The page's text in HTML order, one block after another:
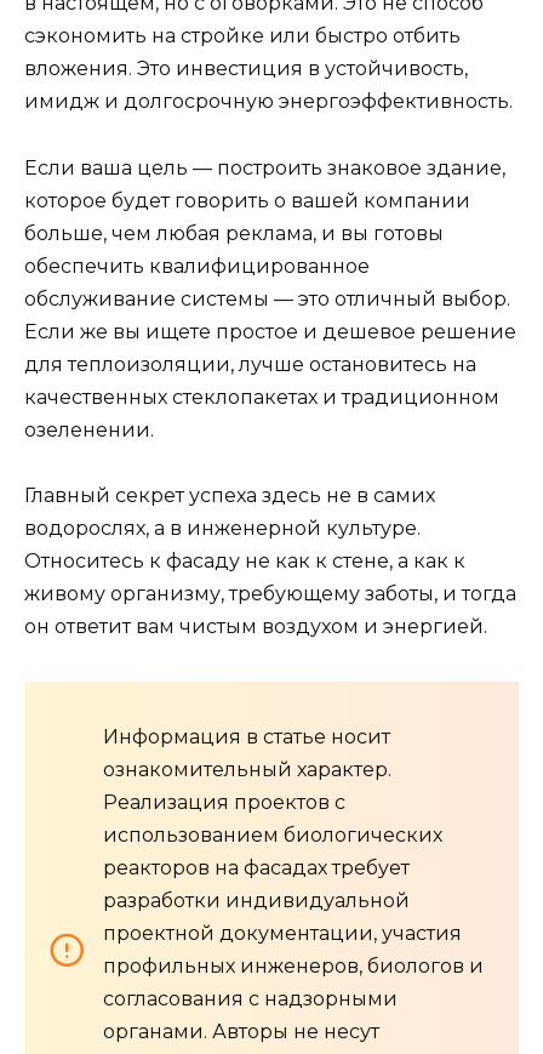
сэкономить на стройке или быстро отбить
вложения. Это инвестиция в устойчивость,
имидж и долгосрочную энергоэффективность.
Если ваша цель — построить знаковое здание,
которое будет говорить о вашей компании
больше, чем любая реклама, и вы готовы
обеспечить квалифицированное
обслуживание системы — это отличный выбор.
Если же вы ищете простое и дешевое решение
для теплоизоляции, лучше остановитесь на
качественных стеклопакетах и традиционном
озеленении.
Главный секрет успеха здесь не в самих
водорослях, а в инженерной культуре.
Относитесь к фасаду не как к стене, а как к
живому организму, требующему заботы, и тогда
он ответит вам чистым воздухом и энергией.
Информация в статье носит
ознакомительный характер.
Реализация проектов с
использованием биологических
реакторов на фасадах требует
разработки индивидуальной
проектной документации, участия
профильных инженеров, биологов и
согласования с надзорными
органами. Авторы не несут